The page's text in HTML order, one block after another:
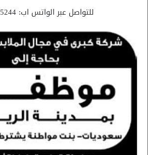
للتواصل عبر الواتس اب: 0507755244